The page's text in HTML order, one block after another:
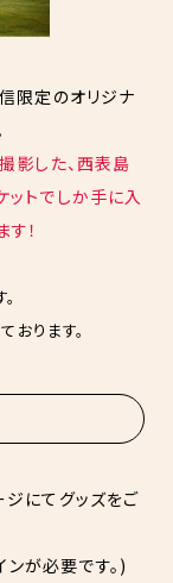
限定のオリジナ
影した、西表島
トでしか手に入
！
ります。
にてグッズをご
が必要です。)